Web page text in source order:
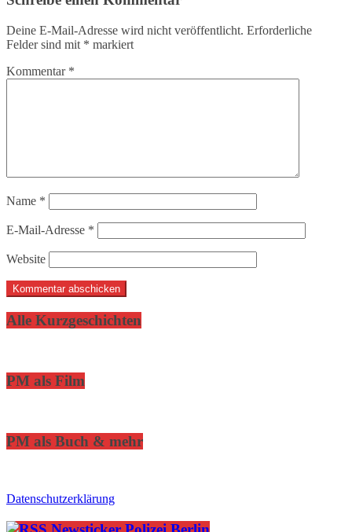
Deine E-Mail-Adresse wird nicht veröffentlicht. Erforderliche
Felder sind mit * markiert
Kommentar *
Name *
E-Mail-Adresse *
Website
Alle Kurzgeschichten
PM als Film
PM als Buch & mehr
Datenschutzerklärung